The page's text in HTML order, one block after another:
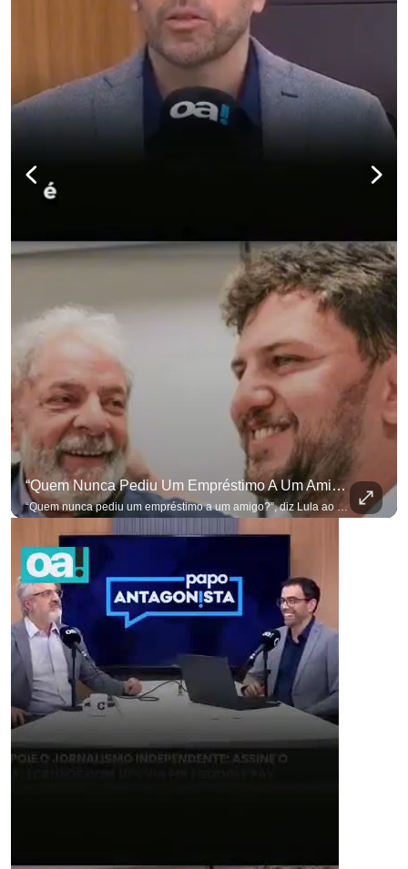
“Quem Nunca Pediu Um Empréstimo A Um Amigo?”, Diz Lula Ao Defender Seu Ex-Chefe De Gabinete
“Quem nunca pediu um empréstimo a um amigo?”, diz Lula ao defender seu ex-chefe de gabinete Marcola, que recebeu R$ 249 mil de uma empresa ligada a uma amiga de Lulinha. #OAntagonista Se você busca informação com credibilidade, inscreva-se agora e ative o